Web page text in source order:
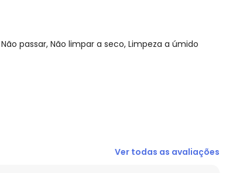
passar, Não limpar a seco, Limpeza a úmido
N/D*
Ver todas as avaliações